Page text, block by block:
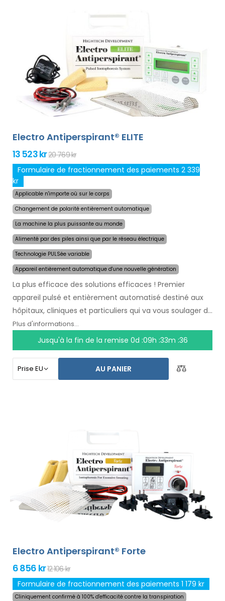
Electro Antiperspirant® ELITE
13 523 kr20 769 kr
Formulaire de fractionnement des paiements 2 339
kr
Applicable n'importe où sur le corps
Changement de polarité entièrement automatique
La machine la plus puissante au monde
Alimenté par des piles ainsi que par le réseau électrique
Technologie PULSée variable
Appareil entièrement automatique d'une nouvelle génération
La plus efficace des solutions efficaces ! Premier
appareil pulsé et entièrement automatisé destiné aux
hôpitaux, cliniques et particuliers qui va vous soulager de
la transpirationpendant plusieurs mois après une
seule utilisation . Au début du traitement, vous
choisissez simplement la zone affectée par la
mains, des pieds et des aisselles (inclus dans le forfait
de base). Avec des adaptateurs supplémentaires, la
transpiration excessive de la tête, du front, de
l`abdomen, du dos, des fesses, de la poitrine et d`autres
parties du corps peut être traitée avec succès et
Garantie de remboursement en
gratuite !
Plus d'informations...
Jusqu'à la fin de la remise 0d :09h :33m :35
AU PANIER
Electro Antiperspirant® Forte
6 856 kr12 106 kr
Formulaire de fractionnement des paiements 1 179 kr
Cliniquement confirmé à 100% d'efficacité contre la transpiration